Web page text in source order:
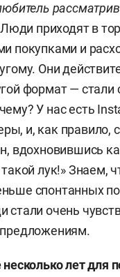
приходят в
покупками и
Они
формат — стали
У нас есть
и, как правило,
вдохновившись
лук!» Знаем,
спонтанных
очень
лет для